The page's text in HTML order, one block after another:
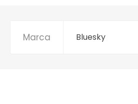
Marca Bluesky